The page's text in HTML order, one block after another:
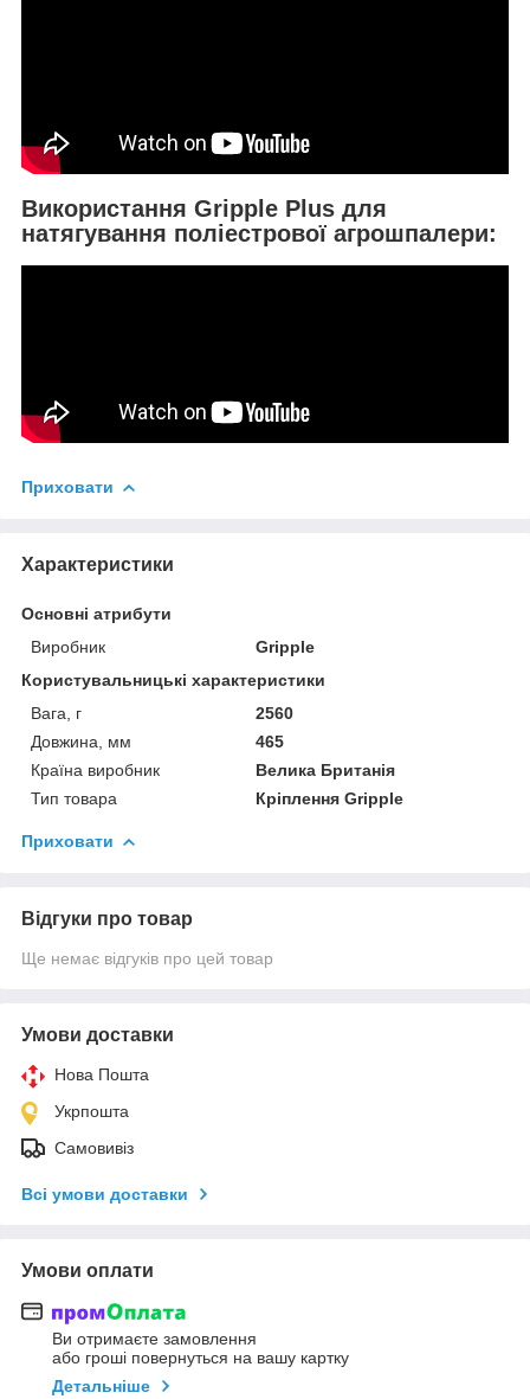
Використання Gripple Plus для
натягування поліестрової агрошпалери:
Приховати
Характеристики
Основні атрибути
Виробник
Gripple
Користувальницькі характеристики
Вага, г
2560
Довжина, мм
465
Країна виробник
Велика Британія
Тип товара
Кріплення Gripple
Приховати
Відгуки про товар
Ще немає відгуків про цей товар
Умови доставки
Нова Пошта
Укрпошта
Самовивіз
Всі умови доставки
Умови оплати
Ви отримаєте замовлення
або гроші повернуться на вашу картку
Детальніше